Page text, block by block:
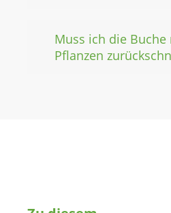
Muss ich die Buche
Pflanzen